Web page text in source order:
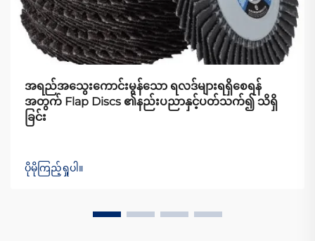
အရည်အသွေးကောင်းမွန်သော ရလဒ်များရရှိစေရန်
အတွက် Flap Discs ၏နည်းပညာနှင့်ပတ်သက်၍ သိရှိ
ခြင်း
ပိုမိုကြည့်ရှုပါ။